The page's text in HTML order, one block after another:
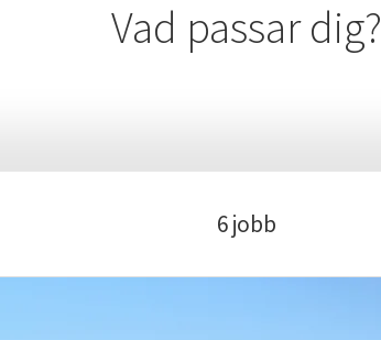
Vad passar dig?
6 jobb